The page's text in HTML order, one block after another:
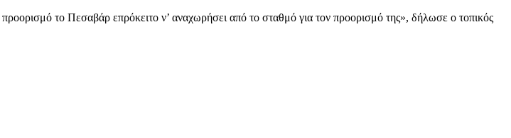
το Πεσαβάρ επρόκειτο ν’ αναχωρήσει από το σταθμό για τον προορισμό της», δήλωσε ο τοπικός